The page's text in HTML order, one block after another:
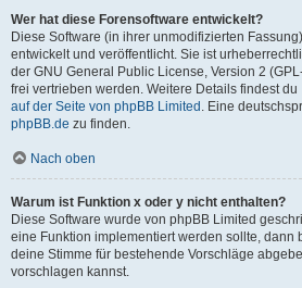
Wer hat diese Forensoftware entwickelt?
Diese Software (in ihrer unmodifizierten
entwickelt und veröffentlicht. Sie ist
der GNU General Public License, Version 2
frei vertrieben werden. Weitere Details findest du
auf der Seite von phpBB Limited . Eine
phpBB.de zu finden.
Nach oben
Warum ist Funktion x oder y nicht enthalten?
Diese Software wurde von phpBB Limited
eine Funktion implementiert werden sollte, dann
deine Stimme für bestehende Vorschläge
vorschlagen kannst.